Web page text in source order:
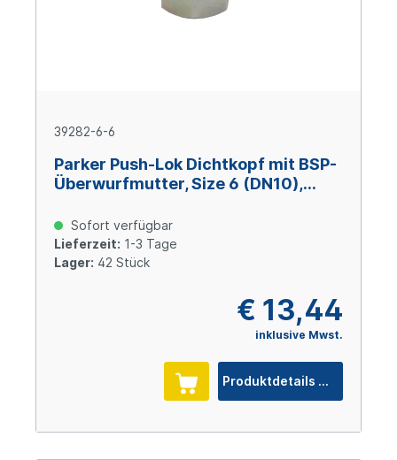
39282-6-6
Parker Push-Lok Dichtkopf mit BSP-
Überwurfmutter, Size 6 (DN10),
Sofort verfügbar
Lieferzeit: 1-3 Tage
Lager: 42 Stück
€ 13,44
inklusive Mwst.
Produktdetails